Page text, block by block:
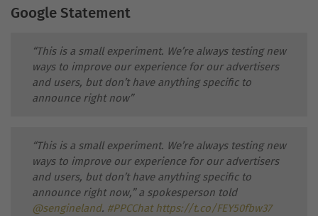
Google Statement
“This is a small experiment. We’re always testing new
ways to improve our experience for our advertisers
and users, but don’t have anything specific to
announce right now”
“This is a small experiment. We’re always testing new
ways to improve our experience for our advertisers
and users, but don’t have anything specific to
announce right now,” a spokesperson told
@sengineland. #PPCChat https://t.co/FEY50fbw37